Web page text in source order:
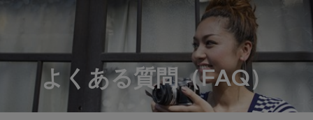
よくある質問（FAQ）